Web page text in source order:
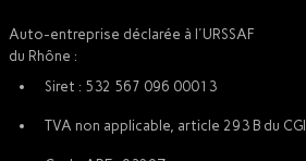
Auto-entreprise déclarée à l'URSSAF
du Rhône :
Siret : 532 567 096 00013
TVA non applicable, article 293 B du CGI